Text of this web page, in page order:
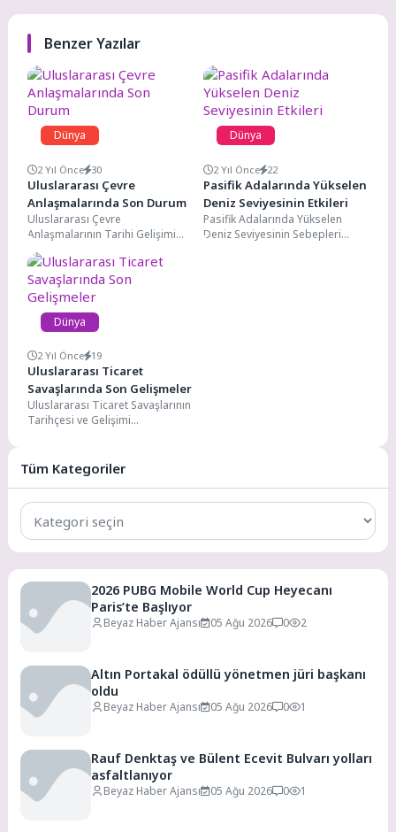
Benzer Yazılar
Dünya
2 Yıl Önce 30
Uluslararası Çevre
Anlaşmalarında Son Durum
Uluslararası Çevre
Anlaşmalarının Tarihi Gelişimi
Uluslararası çevre koruma
anlaşmalarının tarihi, 20. yüzyılın
ortalarına kadar uzanmaktadır....
Dünya
2 Yıl Önce 22
Pasifik Adalarında Yükselen
Deniz Seviyesinin Etkileri
Pasifik Adalarında Yükselen
Deniz Seviyesinin Sebepleri
Dünya
2 Yıl Önce 19
Uluslararası Ticaret
Savaşlarında Son Gelişmeler
Uluslararası Ticaret Savaşlarının
Tarihçesi ve Gelişimi
kaydedilen ekonomik...
Tüm Kategoriler
Tüm
Kategoriler
2026 PUBG Mobile World Cup Heyecanı
Paris’te Başlıyor
Beyaz Haber Ajansı 05 Ağu 2026 0 2
Altın Portakal ödüllü yönetmen jüri başkanı
oldu
Beyaz Haber Ajansı 05 Ağu 2026 0 1
Rauf Denktaş ve Bülent Ecevit Bulvarı yolları
asfaltlanıyor
Beyaz Haber Ajansı 05 Ağu 2026 0 1